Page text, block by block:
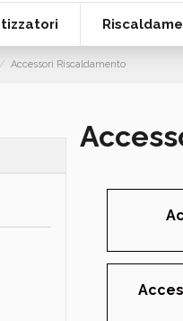
Accessori Riscaldamento